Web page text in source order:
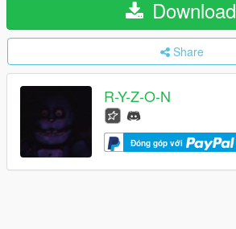
Download
Share
R-Y-Z-O-N
Đóng góp với